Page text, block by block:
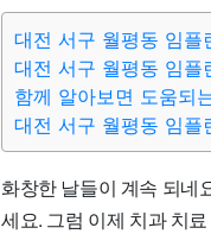
대전 서구 월평동 임플
대전 서구 월평동 임플
함께 알아보면 도움되
대전 서구 월평동 임플
화창한 날들이 계속 되네
세요. 그럼 이제 치과 치